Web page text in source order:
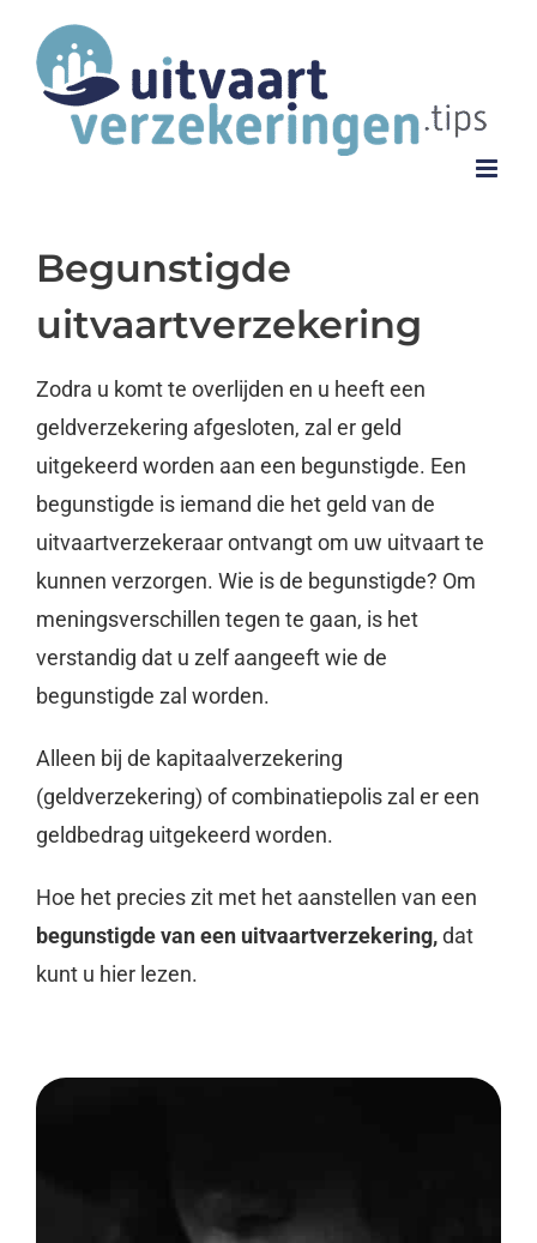
naar
inhoud
Begunstigde
uitvaartverzekering
Zodra u komt te overlijden en u heeft een
geldverzekering afgesloten, zal er geld
uitgekeerd worden aan een begunstigde. Een
begunstigde is iemand die het geld van de
uitvaartverzekeraar ontvangt om uw uitvaart te
kunnen verzorgen. Wie is de begunstigde? Om
meningsverschillen tegen te gaan, is het
verstandig dat u zelf aangeeft wie de
begunstigde zal worden.
Alleen bij de kapitaalverzekering
(geldverzekering) of combinatiepolis zal er een
geldbedrag uitgekeerd worden.
Hoe het precies zit met het aanstellen van een
begunstigde van een uitvaartverzekering,dat
kunt u hier lezen.